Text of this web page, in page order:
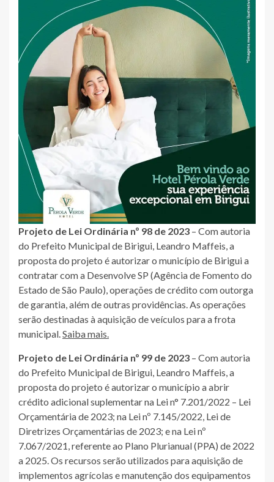
Projeto de Lei Ordinária nº 98 de 2023 – Com autoria
do Prefeito Municipal de Birigui, Leandro Maffeis, a
proposta do projeto é autorizar o município de Birigui a
contratar com a Desenvolve SP (Agência de Fomento do
Estado de São Paulo), operações de crédito com outorga
de garantia, além de outras providências. As operações
serão destinadas à aquisição de veículos para a frota
municipal.Saiba mais.
Projeto de Lei Ordinária nº 99 de 2023 – Com autoria
do Prefeito Municipal de Birigui, Leandro Maffeis, a
proposta do projeto é autorizar o município a abrir
crédito adicional suplementar na Lei n° 7.201/2022 – Lei
Orçamentária de 2023; na Lei nº 7.145/2022, Lei de
Diretrizes Orçamentárias de 2023; e na Lei nº
7.067/2021, referente ao Plano Plurianual (PPA) de 2022
a 2025. Os recursos serão utilizados para aquisição de
implementos agrícolas e manutenção dos equipamentos